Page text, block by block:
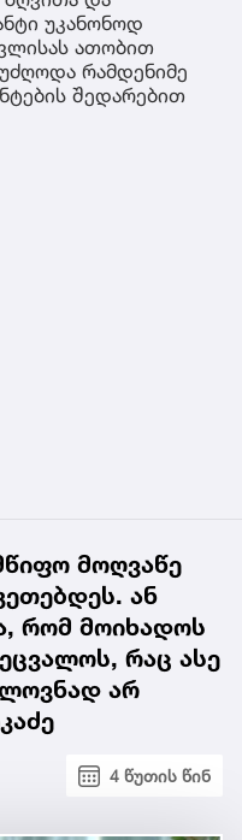
უკანონოდ
ათობით
რამდენიმე
შედარებით
მოღვაწე
ან
რომ მოიხადოს
რაც ასე
არ
4 წუთის წინ